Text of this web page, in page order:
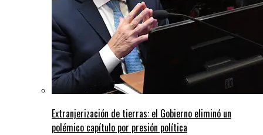
Extranjerización de tierras: el Gobierno eliminó un
polémico capítulo por presión política